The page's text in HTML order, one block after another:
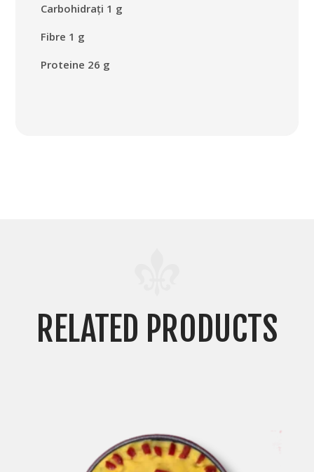
Carbohidrați 1 g
Fibre 1 g
Proteine 26 g
RELATED PRODUCTS